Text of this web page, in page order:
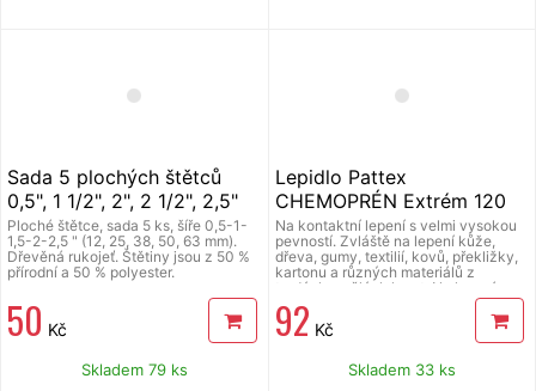
Sada 5 plochých štětců
0,5", 1 1/2", 2", 2 1/2", 2,5"
Extol Craft
Ploché štětce, sada 5 ks, šíře 0,5-1-
1,5-2-2,5 " (12, 25, 38, 50, 63 mm).
Dřevěná rukojeť. Štětiny jsou z 50 %
přírodní a 50 % polyester.
50 Kč
Skladem 79 ks
Lepidlo Pattex
CHEMOPRÉN Extrém 120
ml
Na kontaktní lepení s velmi vysokou
pevností. Zvláště na lepení kůže,
dřeva, gumy, textilií, kovů, překližky,
kartonu a různých materiálů z
tvrdých umělých hmot. Na lepení
izolačních materiálů v prostorách
vystavených vyšším teplotám (např. v
blízkosti topení). Není vhodné na
měkčeného PVC, PE a PP.
Nepoužívejte na spoje, které
92 Kč
Skladem 33 ks